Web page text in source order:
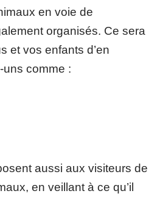
en voie de
organisés. Ce sera
et vos enfants d’en
comme :
aussi aux visiteurs de
en veillant à ce qu’il